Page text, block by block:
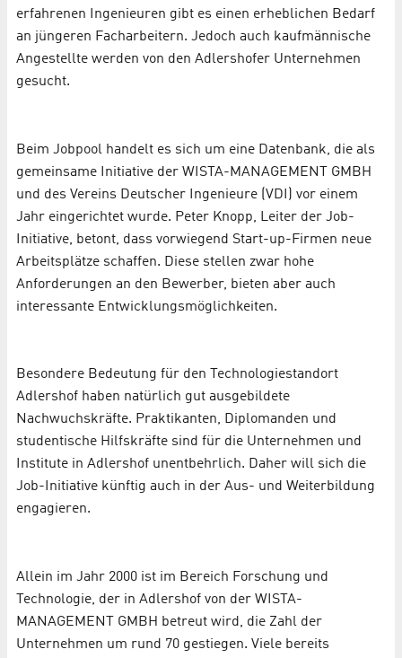
erfahrenen Ingenieuren gibt es einen erheblichen Bedarf
an jüngeren Facharbeitern. Jedoch auch kaufmännische
Angestellte werden von den Adlershofer Unternehmen
gesucht.
Beim Jobpool handelt es sich um eine Datenbank, die als
gemeinsame Initiative der WISTA-MANAGEMENT GMBH
und des Vereins Deutscher Ingenieure (VDI) vor einem
Jahr eingerichtet wurde. Peter Knopp, Leiter der Job-
Initiative, betont, dass vorwiegend Start-up-Firmen neue
Arbeitsplätze schaffen. Diese stellen zwar hohe
Anforderungen an den Bewerber, bieten aber auch
interessante Entwicklungsmöglichkeiten.
Besondere Bedeutung für den Technologiestandort
Adlershof haben natürlich gut ausgebildete
Nachwuchskräfte. Praktikanten, Diplomanden und
studentische Hilfskräfte sind für die Unternehmen und
Institute in Adlershof unentbehrlich. Daher will sich die
Job-Initiative künftig auch in der Aus- und Weiterbildung
engagieren.
Allein im Jahr 2000 ist im Bereich Forschung und
Technologie, der in Adlershof von der WISTA-
MANAGEMENT GMBH betreut wird, die Zahl der
Unternehmen um rund 70 gestiegen. Viele bereits